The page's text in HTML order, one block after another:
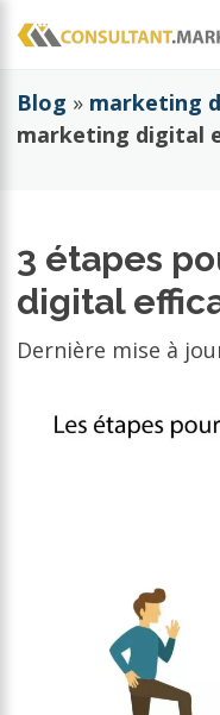
Blog » marketing
marketing digital
3 étapes
digital
Dernière mise à